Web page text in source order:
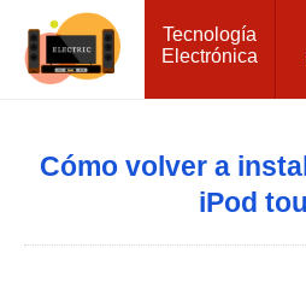
Tecnología
Electrónica
Cómo volver a
iPod